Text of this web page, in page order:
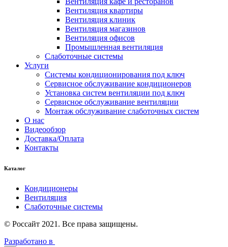
Вентиляция квартиры
Вентиляция клиник
Вентиляция магазинов
Вентиляция офисов
Промышленная вентиляция
Слаботочные системы
Услуги
Системы кондиционирования под ключ
Сервисное обслуживание кондиционеров
Установка систем вентиляции под ключ
Сервисное обслуживание вентиляции
Монтаж обслуживание слаботочных систем
О нас
Видеообзор
Доставка/Оплата
Контакты
Каталог
Кондиционеры
Вентиляция
Слаботочные системы
© Россайт 2021. Все права защищены.
Разработано в